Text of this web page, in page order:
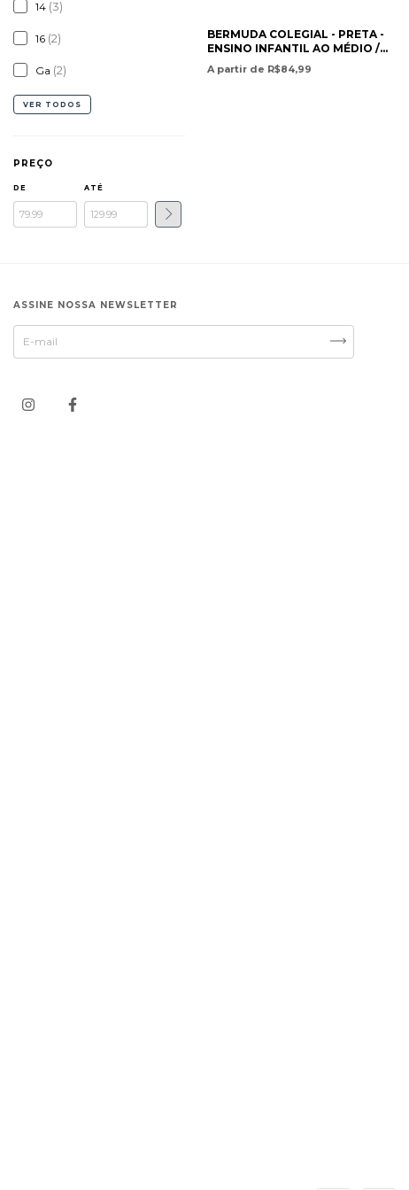
14 (3)
16 (2)
Ga (2)
VER TODOS
PREÇO
DE ATÉ
BERMUDA COLEGIAL - PRETA -
ENSINO INFANTIL AO MÉDIO /
SCHOOL SHORTS – BLACK –
PRESCHOOL TO HIGH SCHOOL
A partir de R$84,99
ASSINE NOSSA NEWSLETTER